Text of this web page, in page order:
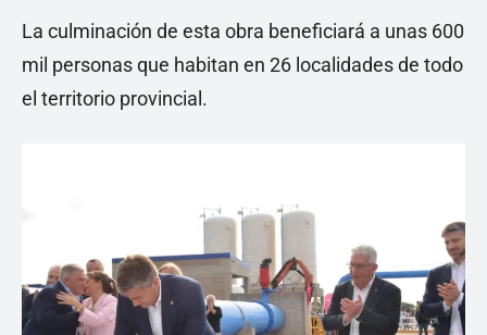
La culminación de esta obra beneficiará a unas 600
mil personas que habitan en 26 localidades de todo
el territorio provincial.